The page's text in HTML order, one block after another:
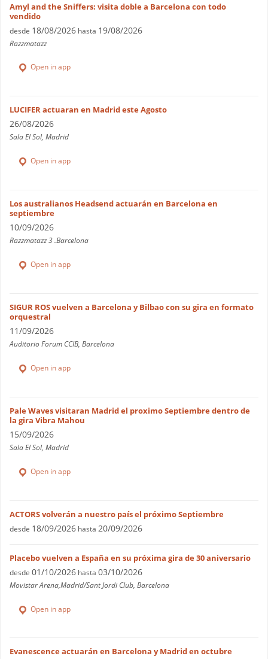
Amyl and the Sniffers: visita doble a Barcelona con todo
vendido
desde 18/08/2026 hasta 19/08/2026
Razzmatazz
Open in app
LUCIFER actuaran en Madrid este Agosto
26/08/2026
Sala El Sol, Madrid
Open in app
Los australianos Headsend actuarán en Barcelona en
septiembre
10/09/2026
Razzmatazz 3 .Barcelona
Open in app
SIGUR ROS vuelven a Barcelona y Bilbao con su gira en formato
orquestral
11/09/2026
Auditorio Forum CCIB, Barcelona
Open in app
Pale Waves visitaran Madrid el proximo Septiembre dentro de
la gira Vibra Mahou
15/09/2026
Sala El Sol, Madrid
Open in app
ACTORS volverán a nuestro país el próximo Septiembre
desde 18/09/2026 hasta 20/09/2026
Placebo vuelven a España en su próxima gira de 30 aniversario
desde 01/10/2026 hasta 03/10/2026
Movistar Arena,Madrid/Sant Jordi Club, Barcelona
Open in app
Evanescence actuarán en Barcelona y Madrid en octubre